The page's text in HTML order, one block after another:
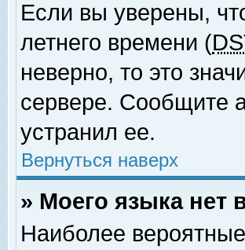
Если вы уверены,
летнего времени (
неверно, то это
сервере. Сообщите
устранил ее.
Вернуться наверх
» Моего языка нет
Наиболее